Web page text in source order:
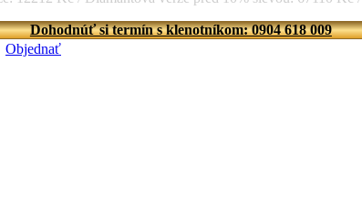
Dohodnúť si termín s klenotníkom: 0904 618 009
Objednať